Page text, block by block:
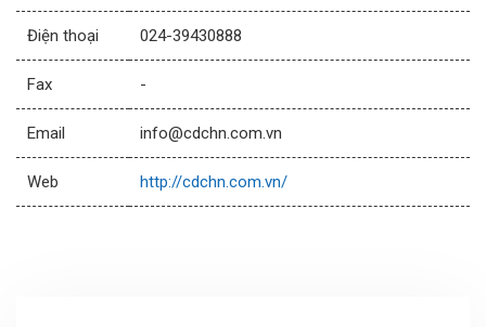
Điện thoại 024-39430888
Fax -
Email info@cdchn.com.vn
Web http://cdchn.com.vn/